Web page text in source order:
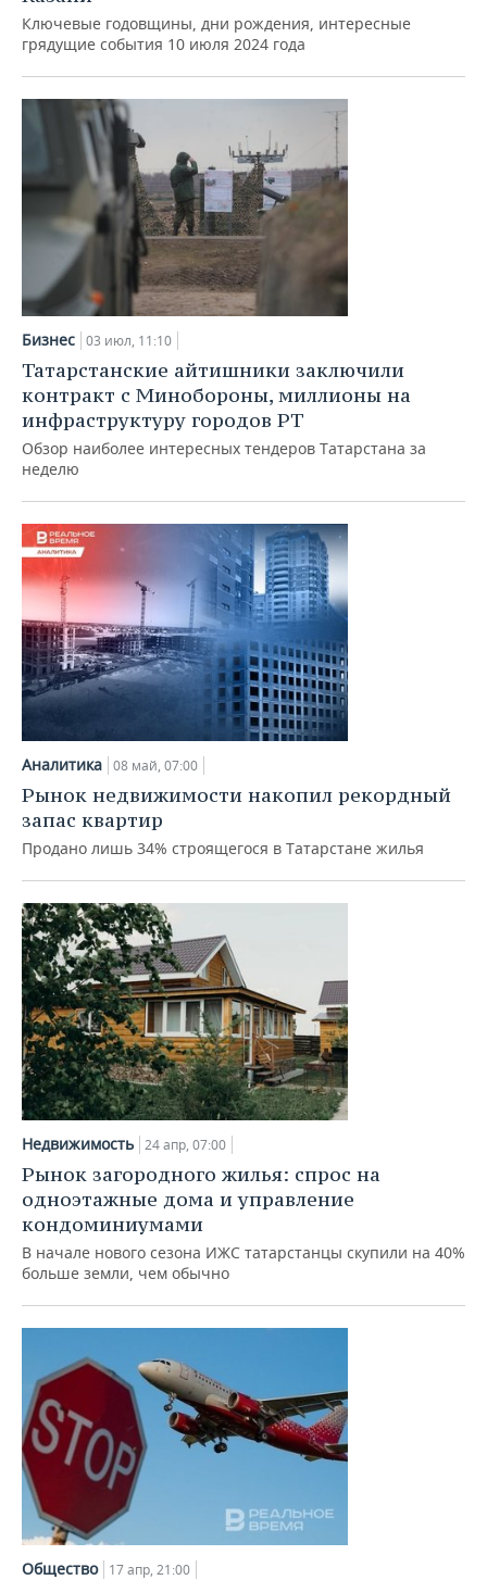
Ключевые годовщины, дни рождения, интересные
грядущие события 10 июля 2024 года
Бизнес 03 июл, 11:10
Татарстанские айтишники заключили
контракт с Минобороны, миллионы на
инфраструктуру городов РТ
Обзор наиболее интересных тендеров Татарстана за
неделю
Аналитика 08 май, 07:00
Рынок недвижимости накопил рекордный
запас квартир
Продано лишь 34% строящегося в Татарстане жилья
Недвижимость 24 апр, 07:00
Рынок загородного жилья: спрос на
одноэтажные дома и управление
кондоминиумами
В начале нового сезона ИЖС татарстанцы скупили на 40%
больше земли, чем обычно
Общество 17 апр, 21:00